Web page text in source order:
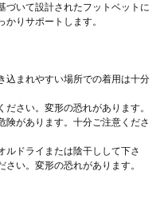
づいて設計されたフットベットに
りサポートします。
込まれやすい場所での着用は十分
さい。変形の恐れがあります。
険があります。十分ご注意くださ
ルドライまたは陰干しして下さ
い。変形の恐れがあります。